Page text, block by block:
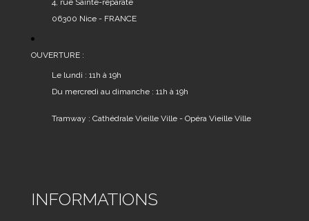
06300 Nice - FRANCE
OUVERTURE :
Le lundi : 11h à 19h
Du mercredi au dimanche : 11h à 19h
Tramway : Cathédrale Vieille Ville - Opéra Vieille Ville
INFORMATIONS